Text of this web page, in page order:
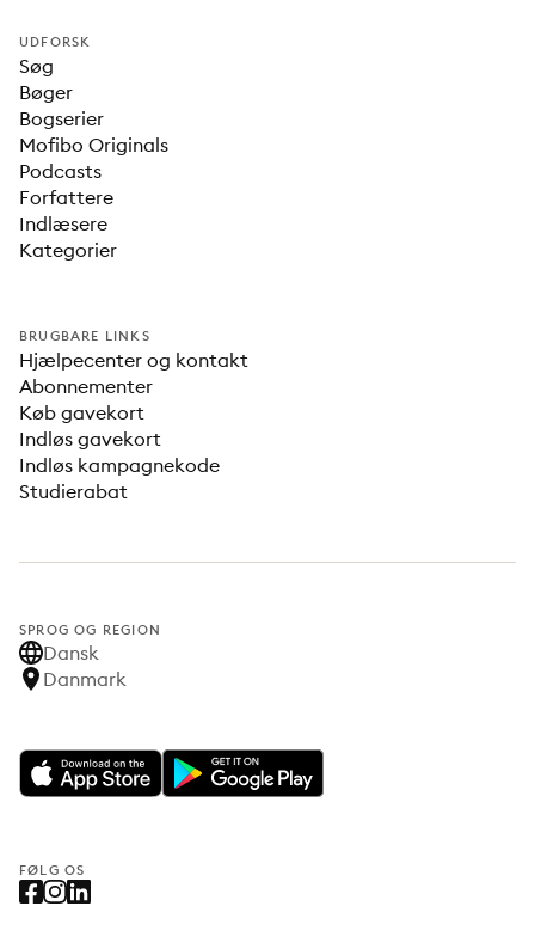
UDFORSK
Søg
Bøger
Bogserier
Mofibo Originals
Podcasts
Forfattere
Indlæsere
Kategorier
BRUGBARE LINKS
Hjælpecenter og kontakt
Abonnementer
Køb gavekort
Indløs gavekort
Indløs kampagnekode
Studierabat
SPROG OG REGION
Dansk
Danmark
FØLG OS